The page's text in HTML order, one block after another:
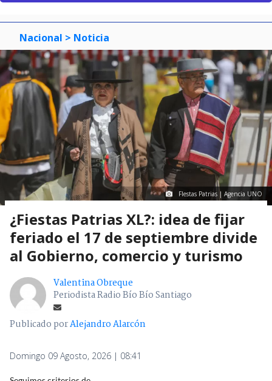
Nacional > Noticia
FIestas Patrias | Agencia UNO
¿Fiestas Patrias XL?: idea de fijar
feriado el 17 de septiembre divide
al Gobierno, comercio y turismo
Valentina Obreque
Periodista Radio Bío Bío Santiago
Publicado porAlejandro Alarcón
Domingo 09 Agosto, 2026 | 08:41